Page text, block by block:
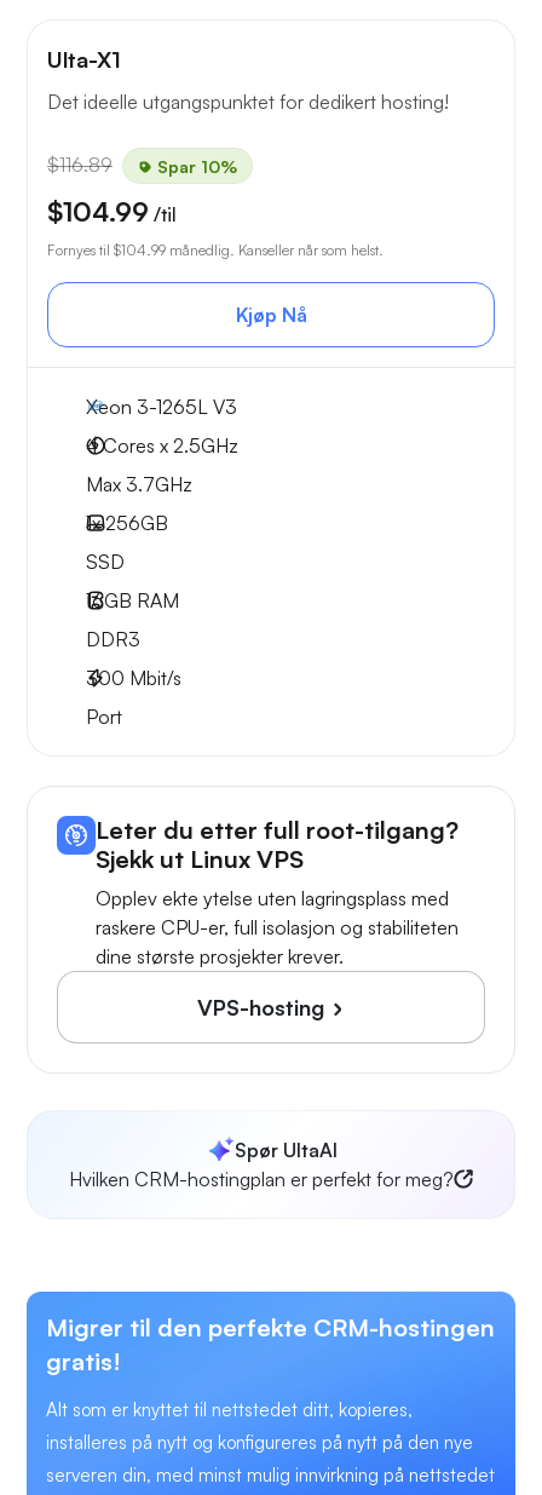
Ulta-X1
Det ideelle utgangspunktet for dedikert hosting!
$116.89 Spar 10%
$104.99 /til
Fornyes til $104.99 månedlig. Kanseller når som helst.
Kjøp Nå
Xeon 3-1265L V3
4 Cores x 2.5GHz
Max 3.7GHz
1x256GB
SSD
16GB RAM
DDR3
300 Mbit/s
Port
Leter du etter full root-tilgang?
Sjekk ut Linux VPS
Opplev ekte ytelse uten lagringsplass med
raskere CPU-er, full isolasjon og stabiliteten
dine største prosjekter krever.
VPS-hosting
Spør UltaAI
Hvilken CRM-hostingplan er perfekt for meg?
Migrer til den perfekte CRM-hostingen
gratis!
Alt som er knyttet til nettstedet ditt, kopieres,
installeres på nytt og konfigureres på nytt på den nye
serveren din, med minst mulig innvirkning på nettstedet